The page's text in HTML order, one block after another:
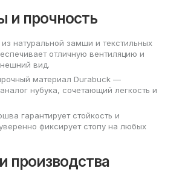
и прочность
натуральной замши и текстильных
отличную вентиляцию и
вид.
материал Durabuck —
нубука, сочетающий легкость и
гарантирует стойкость и
фиксирует стопу на любых
производства